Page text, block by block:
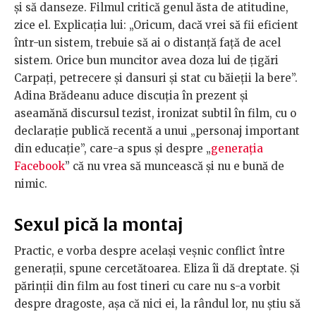
și să danseze. Filmul critică genul ăsta de atitudine,
zice el. Explicația lui: „Oricum, dacă vrei să fii eficient
într-un sistem, trebuie să ai o distanță față de acel
sistem. Orice bun muncitor avea doza lui de țigări
Carpați, petrecere și dansuri și stat cu băieții la bere”.
Adina Brădeanu aduce discuția în prezent și
aseamănă discursul tezist, ironizat subtil în film, cu o
declarație publică recentă a unui „personaj important
din educație”, care-a spus și despre „generația
Facebook” că nu vrea să muncească și nu e bună de
nimic.
Sexul pică la montaj
Practic, e vorba despre același veșnic conflict între
generații, spune cercetătoarea. Eliza îi dă dreptate. Și
părinții din film au fost tineri cu care nu s-a vorbit
despre dragoste, așa că nici ei, la rândul lor, nu știu să